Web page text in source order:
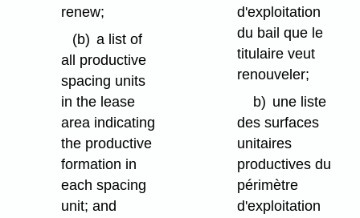
renew;
(b) a list of
all productive
spacing units
in the lease
area indicating
the productive
formation in
each spacing
unit; and
d'exploitation
du bail que le
titulaire veut
renouveler;
b) une liste
des surfaces
unitaires
productives du
périmètre
d'exploitation